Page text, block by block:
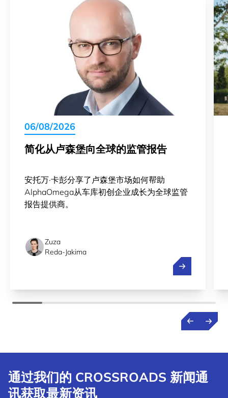
06/08/2026
简化从卢森堡向全球的监管报告
安托万·卡彭分享了卢森堡市场如何帮助
AlphaOmega从车库初创企业成长为全球监管
报告提供商。
Zuza
Reda-Jakima
简化从卢森堡
通过我们的 CROSSROADS 新闻通
讯获取最新资讯